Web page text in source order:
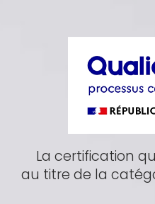
La certification
au titre de la